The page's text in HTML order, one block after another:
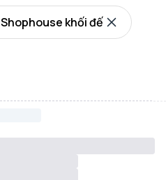
Shophouse khối đế